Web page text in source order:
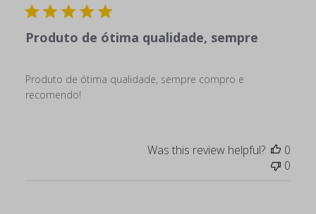
Produto de ótima qualidade, sempre
Produto de ótima qualidade, sempre compro e
recomendo!
Was this review helpful?
0
0